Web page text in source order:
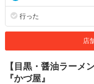
行った
店
【目黒・醤油ラーメ
『かづ屋』